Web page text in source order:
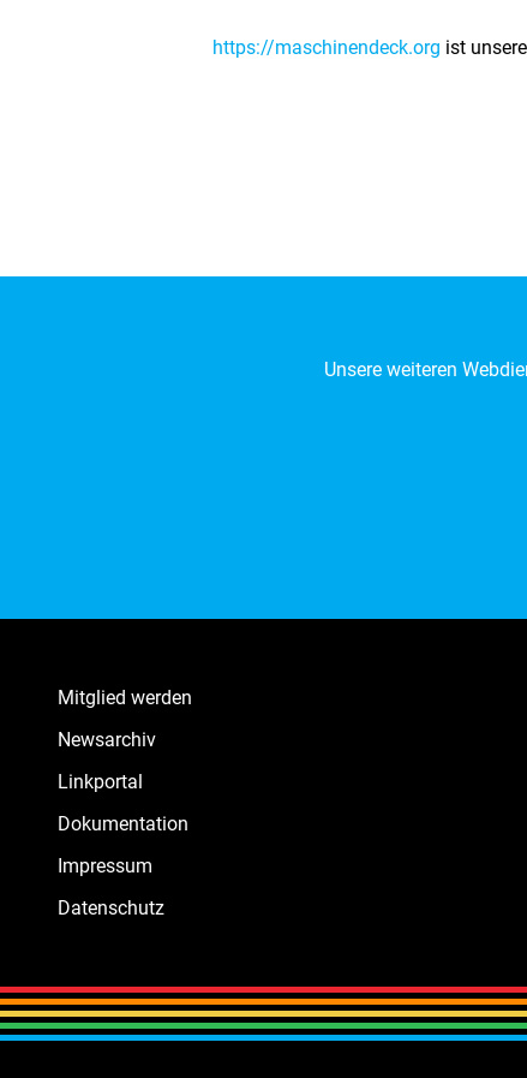
https://maschinendeck.org ist
Unsere weiteren
Mitglied werden
Newsarchiv
Linkportal
Dokumentation
Impressum
Datenschutz